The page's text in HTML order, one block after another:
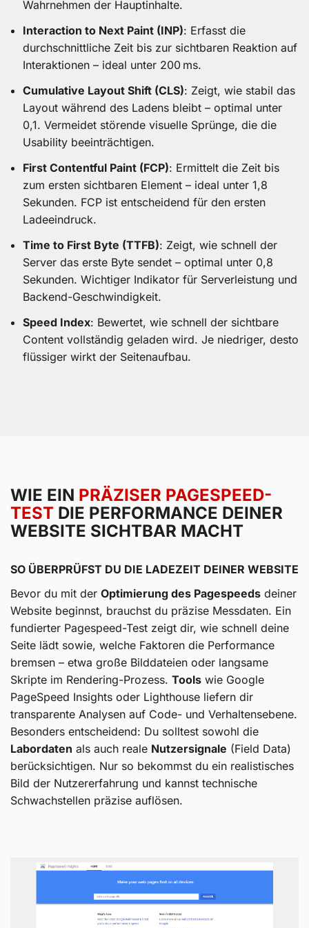
Wahrnehmen der Hauptinhalte.
Interaction to Next Paint (INP): Erfasst die
durchschnittliche Zeit bis zur sichtbaren Reaktion auf
Interaktionen – ideal unter 200 ms.
Cumulative Layout Shift (CLS): Zeigt, wie stabil das
Layout während des Ladens bleibt – optimal unter
0,1. Vermeidet störende visuelle Sprünge, die die
Usability beeinträchtigen.
First Contentful Paint (FCP): Ermittelt die Zeit bis
zum ersten sichtbaren Element – ideal unter 1,8
Sekunden. FCP ist entscheidend für den ersten
Ladeeindruck.
Time to First Byte (TTFB): Zeigt, wie schnell der
Server das erste Byte sendet – optimal unter 0,8
Sekunden. Wichtiger Indikator für Serverleistung und
Backend-Geschwindigkeit.
Speed Index: Bewertet, wie schnell der sichtbare
Content vollständig geladen wird. Je niedriger, desto
flüssiger wirkt der Seitenaufbau.
WIE EIN PRÄZISER PAGESPEED-
TEST DIE PERFORMANCE DEINER
WEBSITE SICHTBAR MACHT
SO ÜBERPRÜFST DU DIE LADEZEIT DEINER WEBSITE
Bevor du mit der Optimierung des Pagespeeds deiner
Website beginnst, brauchst du präzise Messdaten. Ein
fundierter Pagespeed-Test zeigt dir, wie schnell deine
Seite lädt sowie, welche Faktoren die Performance
bremsen – etwa große Bilddateien oder langsame
Skripte im Rendering-Prozess. Tools wie Google
PageSpeed Insights oder Lighthouse liefern dir
transparente Analysen auf Code- und Verhaltensebene.
Besonders entscheidend: Du solltest sowohl die
Labordaten als auch reale Nutzersignale (Field Data)
berücksichtigen. Nur so bekommst du ein realistisches
Bild der Nutzererfahrung und kannst technische
Schwachstellen präzise auflösen.